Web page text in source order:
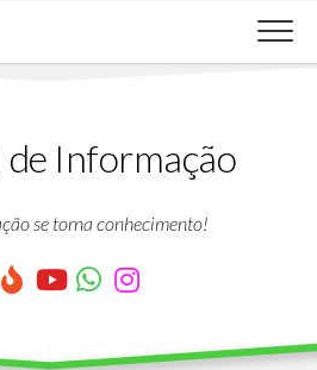
Informação
se torna conhecimento!